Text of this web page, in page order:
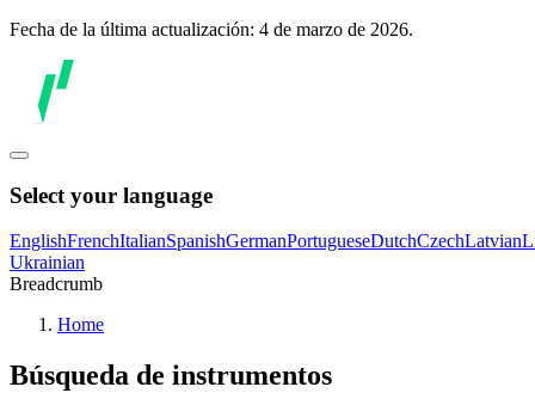
Fecha de la última actualización: 4 de marzo de 2026.
Select your language
EnglishFrenchItalianSpanishGermanPortugueseDutchCzechLatvian
Ukrainian
Breadcrumb
Home
Búsqueda de instrumentos